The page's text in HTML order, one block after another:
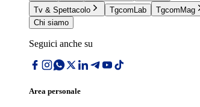
Tv & Spettacolo
TgcomLab TgcomMag
Chi siamo
Seguici anche su
Area personale